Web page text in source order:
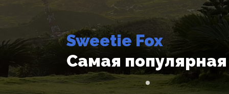
Sweetie Fox
Самая